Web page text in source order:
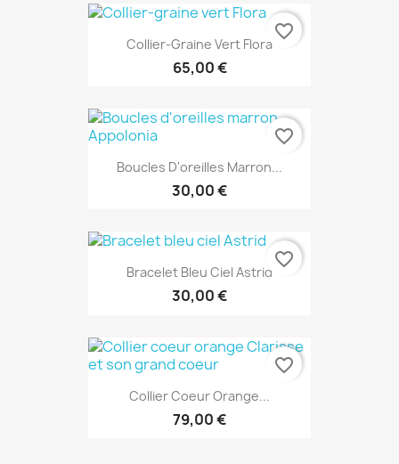
Collier-Graine Vert Flora
65,00 €
favorite_border
Boucles D'oreilles Marron...
30,00 €
favorite_border
Bracelet Bleu Ciel Astrid
30,00 €
favorite_border
Collier Coeur Orange...
79,00 €
favorite_border